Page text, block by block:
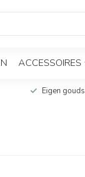
ACCESSOIRES
Eigen